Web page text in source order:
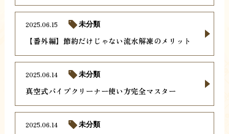
【番外編】節約だけじゃない流水解凍のメリット
2025.06.15 未分類
真空式パイプクリーナー使い方完全マスター
2025.06.14 未分類
2025.06.14 未分類